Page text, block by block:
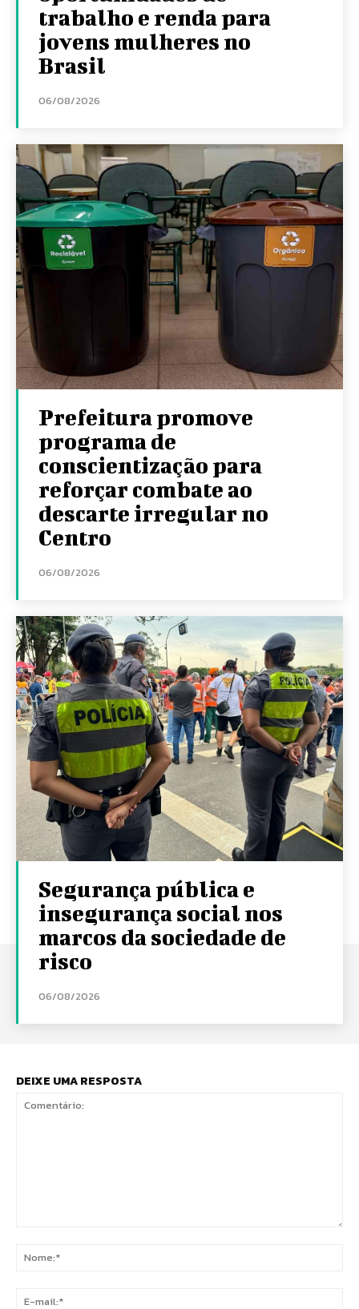
trabalho e renda para
jovens mulheres no
Brasil
06/08/2026
Prefeitura promove
programa de
conscientização para
reforçar combate ao
descarte irregular no
Centro
06/08/2026
Segurança pública e
insegurança social nos
marcos da sociedade de
risco
06/08/2026
DEIXE UMA RESPOSTA